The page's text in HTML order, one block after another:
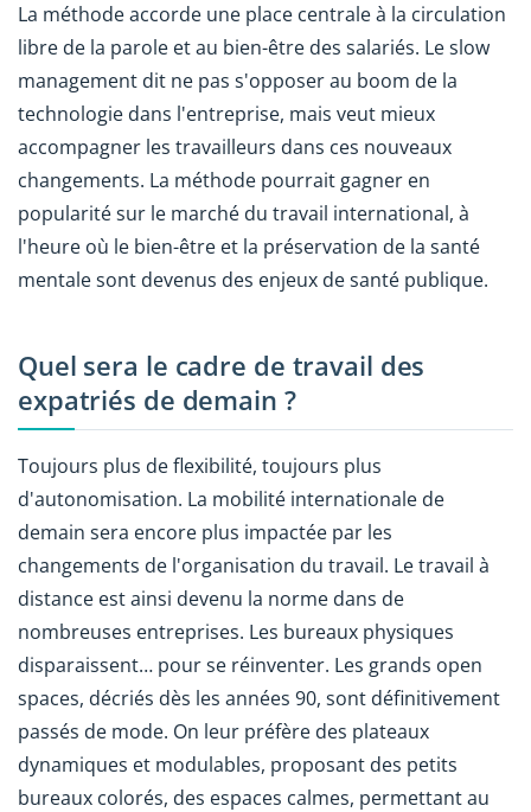
La méthode accorde une place centrale à la circulation
libre de la parole et au bien-être des salariés. Le slow
management dit ne pas s'opposer au boom de la
technologie dans l'entreprise, mais veut mieux
accompagner les travailleurs dans ces nouveaux
changements. La méthode pourrait gagner en
popularité sur le marché du travail international, à
l'heure où le bien-être et la préservation de la santé
mentale sont devenus des enjeux de santé publique.
Quel sera le cadre de travail des
expatriés de demain ?
Toujours plus de flexibilité, toujours plus
d'autonomisation. La mobilité internationale de
demain sera encore plus impactée par les
changements de l'organisation du travail. Le travail à
distance est ainsi devenu la norme dans de
nombreuses entreprises. Les bureaux physiques
disparaissent… pour se réinventer. Les grands open
spaces, décriés dès les années 90, sont définitivement
passés de mode. On leur préfère des plateaux
dynamiques et modulables, proposant des petits
bureaux colorés, des espaces calmes, permettant au